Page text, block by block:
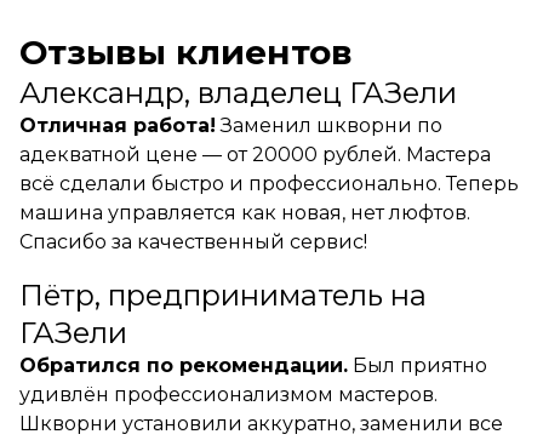
Отзывы клиентов
Александр, владелец ГАЗели
Отличная работа! Заменил шкворни по
адекватной цене — от 20000 рублей. Мастера
всё сделали быстро и профессионально. Теперь
машина управляется как новая, нет люфтов.
Спасибо за качественный сервис!
Пётр, предприниматель на
ГАЗели
Обратился по рекомендации. Был приятно
удивлён профессионализмом мастеров.
Шкворни установили аккуратно, заменили все